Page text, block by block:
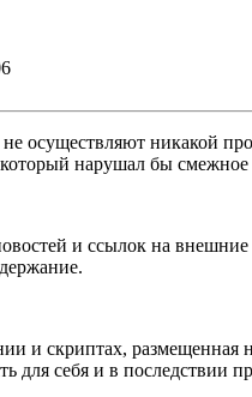
не осуществляют никакой
нарушал бы смежное
и ссылок на
и скриптах, размещенная
для себя и в последствии